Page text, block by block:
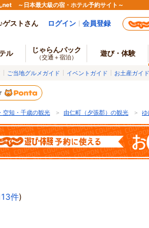
net ～日本最大級の宿・ホテル予約サイト～
ゲストさん ログイン 会員登録
ル じゃらんパック
（交通＋宿泊） 遊び・体験
ご当地グルメガイド イベントガイド お土産ガイド
空知・千歳の観光 ＞ 由仁町（夕張郡）の観光 ＞ ゆ
件)